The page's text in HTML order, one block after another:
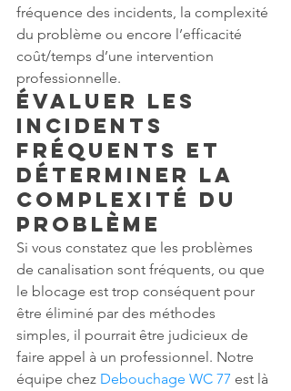
fréquence des incidents, la complexité
du problème ou encore l’efficacité
coût/temps d’une intervention
professionnelle.
Évaluer les
incidents
fréquents et
déterminer la
complexité du
problème
Si vous constatez que les problèmes
de canalisation sont fréquents, ou que
le blocage est trop conséquent pour
être éliminé par des méthodes
simples, il pourrait être judicieux de
faire appel à un professionnel. Notre
équipe chez Debouchage WC 77 est là